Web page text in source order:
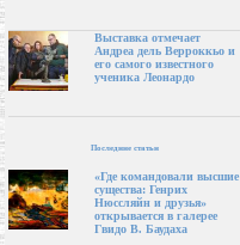
Выставка отмечает
Андреа дель Верроккьо и
его самого известного
ученика Леонардо
Последние статьи
«Где командовали высшие
существа: Генрих
Нюссляйн и друзья»
открывается в галерее
Гвидо В. Баудаха